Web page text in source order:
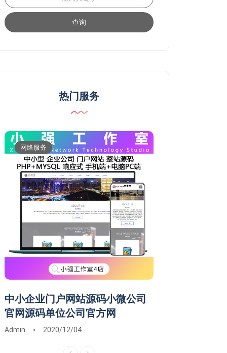
查询
热门服务
网络服务
中小企业门户网站源码小微公司
官网源码单位公司官方网
Admin 2020/12/04